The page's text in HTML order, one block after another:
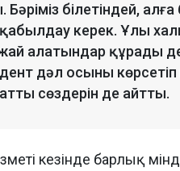
білетіндей,
керек. Ұлы
алатындар құрады
дәл осыны көрсетіп
сөздерін де айтты.
кезінде барлық